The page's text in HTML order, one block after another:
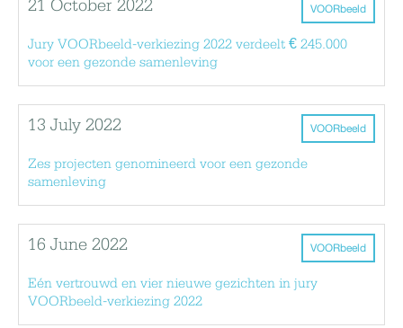
VOORbeeld
21 October 2022
Jury VOORbeeld-verkiezing 2022 verdeelt € 245.000
voor een gezonde samenleving
VOORbeeld
13 July 2022
Zes projecten genomineerd voor een gezonde
samenleving
VOORbeeld
16 June 2022
Eén vertrouwd en vier nieuwe gezichten in jury
VOORbeeld-verkiezing 2022